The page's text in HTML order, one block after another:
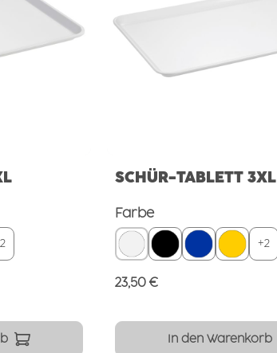
2
SCHÜR-TABLETT 3XL
Farbeauswählen
+2
Regulärer Preis:
23,50 €
In den Warenkorb